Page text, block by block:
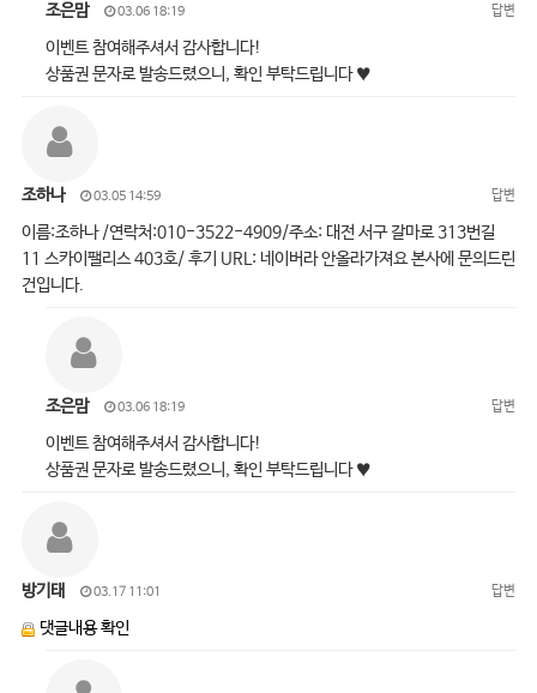
조은맘 03.06 18:19 답변
이벤트 참여해주셔서 감사합니다!
상품권 문자로 발송드렸으니, 확인 부탁드립니다 ♥
조하나 03.05 14:59 답변
이름:조하나 /연락처:010-3522-4909/주소: 대전 서구 갈마로 313번길
11 스카이팰리스 403호/ 후기 URL: 네이버라 안올라가져요 본사에 문의드린
건입니다.
조은맘 03.06 18:19 답변
이벤트 참여해주셔서 감사합니다!
상품권 문자로 발송드렸으니, 확인 부탁드립니다 ♥
방기태 03.17 11:01 답변
댓글내용 확인